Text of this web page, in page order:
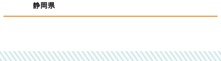
静岡県